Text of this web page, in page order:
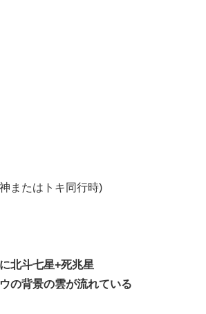
またはトキ同行時)
北斗七星+死兆星
の背景の雲が流れている